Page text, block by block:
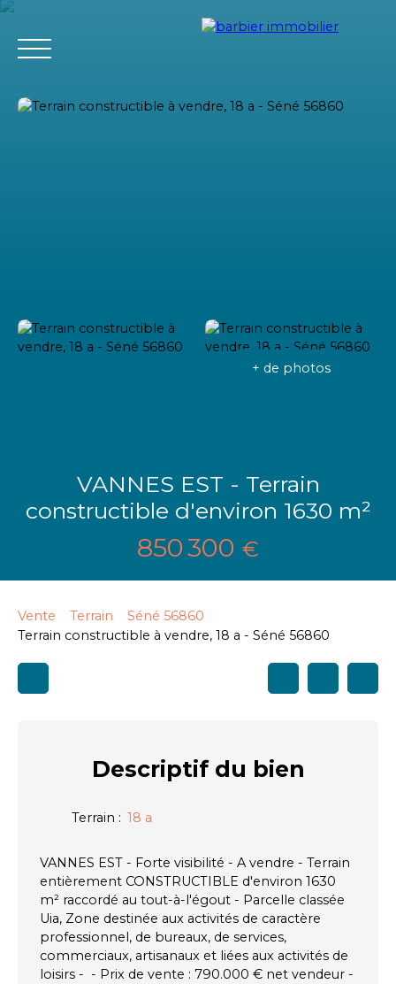
+ de photos
VANNES EST - Terrain
constructible d'environ 1630 m²
850 300 €
Vente Terrain
Séné 56860
Terrain constructible à vendre, 18 a - Séné 56860
Descriptifdu bien
Terrain : 18 a
VANNES EST - Forte visibilité - A vendre - Terrain
entièrement CONSTRUCTIBLE d'environ 1630
m² raccordé au tout-à-l'égout - Parcelle classée
Uia, Zone destinée aux activités de caractère
professionnel, de bureaux, de services,
commerciaux, artisanaux et liées aux activités de
loisirs - - Prix de vente : 790.000 € net vendeur -